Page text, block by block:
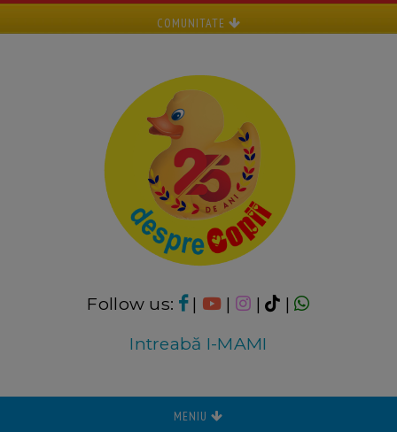
COMUNITATE
Follow us: | | |
|
Intreabă I-MAMI
MENIU